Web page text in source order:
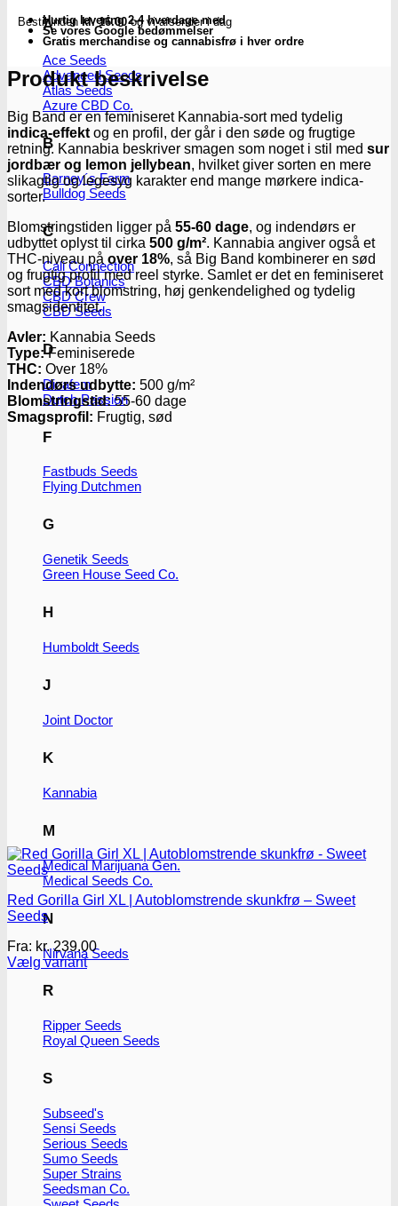
A
Ace Seeds
Advanced Seeds
Atlas Seeds
Azure CBD Co.
B
Barney´s Farm
Bulldog Seeds
C
Cali Connection
CBD Botanics
CBD Crew
CBD Seeds
D
Dinafem
Dutch Passion
F
Fastbuds Seeds
Flying Dutchmen
G
Genetik Seeds
Green House Seed Co.
H
Humboldt Seeds
J
Joint Doctor
K
Kannabia
M
Medical Marijuana Gen.
Medical Seeds Co.
N
Nirvana Seeds
R
Ripper Seeds
Royal Queen Seeds
S
Subseed's
Sensi Seeds
Serious Seeds
Sumo Seeds
Super Strains
Seedsman Co.
Kannabia
Seeds
antal
Bestil indenkl. 16.00og vi afsender i dag
Hurtig levering 2-4 hverdage med
Se vores Google bedømmelser
Gratis merchandise og cannabisfrø i hver ordre
Produkt beskrivelse
Big Band er en feminiseret Kannabia-sort med tydelig
indica-effekt og en profil, der går i den søde og frugtige
retning. Kannabia beskriver smagen som noget i stil med sur
jordbær og lemon jellybean, hvilket giver sorten en mere
slikagtig og legesyg karakter end mange mørkere indica-
sorter.
Blomstringstiden ligger på 55-60 dage, og indendørs er
udbyttet oplyst til cirka 500 g/m². Kannabia angiver også et
THC-niveau på over 18%, så Big Band kombinerer en sød
og frugtig profil med reel styrke. Samlet er det en feminiseret
sort med kort blomstring, høj genkendelighed og tydelig
smagsidentitet.
Avler: Kannabia Seeds
Type:Feminiserede
THC: Over 18%
Indendørs udbytte: 500 g/m²
Blomstringstid:55-60 dage
Smagsprofil: Frugtig, sød
Red Gorilla Girl XL | Autoblomstrende skunkfrø – Sweet
Seeds
Fra: kr.239.00
Vælg variant
varianter.
varesiden